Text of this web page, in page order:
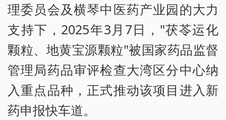
理委员会及横琴中医药产业园的大力
支持下，2025年3月7日，"茯苓运化
颗粒、地黄宝源颗粒"被国家药品监督
管理局药品审评检查大湾区分中心纳
入重点品种，正式推动该项目进入新
药申报快车道。